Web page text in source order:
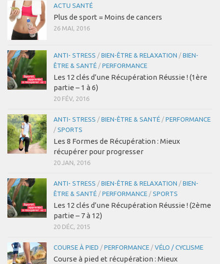
ACTU SANTÉ
Plus de sport = Moins de cancers
26 MAI, 2016
ANTI- STRESS / BIEN-ÊTRE & RELAXATION / BIEN-
ÊTRE & SANTÉ / PERFORMANCE
Les 12 clés d’une Récupération Réussie ! (1ère
partie – 1 à 6)
20 FÉV, 2016
ANTI- STRESS / BIEN-ÊTRE & SANTÉ / PERFORMANCE
/ SPORTS
Les 8 Formes de Récupération : Mieux
récupérer pour progresser
20 JAN, 2016
ANTI- STRESS / BIEN-ÊTRE & RELAXATION / BIEN-
ÊTRE & SANTÉ / PERFORMANCE / SPORTS
Les 12 clés d’une Récupération Réussie ! (2ème
partie – 7 à 12)
20 DÉC, 2015
COURSE À PIED / PERFORMANCE / VÉLO / CYCLISME
Course à pied et récupération : Mieux